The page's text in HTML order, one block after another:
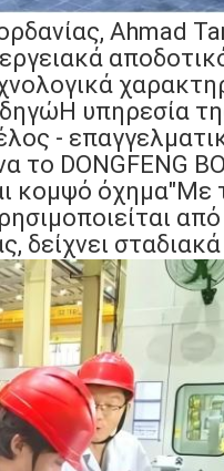
Ahmad
υπηρεσία
-
το DONGFENG
κομψό όχημα"Με
δείχνει